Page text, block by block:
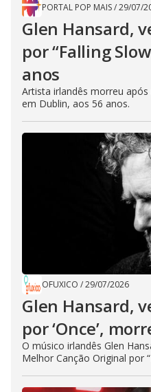
PORTAL POP MAIS/29/07/
Glen Hansard,
por “Falling
anos
Artista irlandês morreu
em Dublin, aos 56 anos.
OFUXICO /29/07/2026
Glen Hansard,
por ‘Once’,
O músico irlandês Glen
Melhor Canção Original por